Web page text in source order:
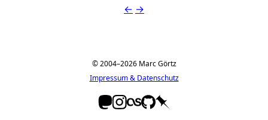
← →
© 2004–2026 Marc Görtz
Impressum & Datenschutz